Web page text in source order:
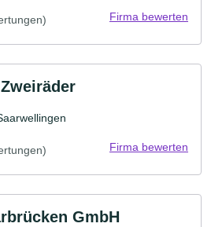
Firma bewerten
Firma bewerten
GmbH